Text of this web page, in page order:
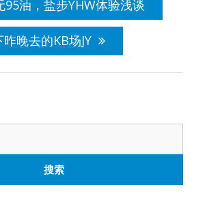
95油，盐步YHW体验浅谈
晚去的KB场JY